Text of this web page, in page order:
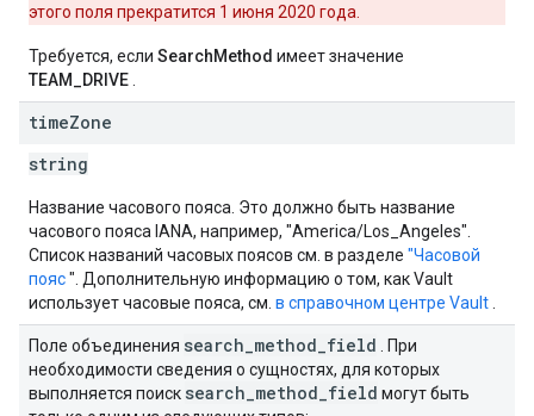
этого поля прекратится 1 июня 2020 года.
Требуется, если SearchMethod имеет значение
TEAM_DRIVE
timeZone
string
Название часового пояса. Это должно быть название
часового пояса IANA, например, "America/Los_Angeles".
Список названий часовых поясов см. в разделе "Часовой
пояс". Дополнительную информацию о том, как Vault
использует часовые пояса, см. в справочном центре Vault
Поле объединения search method field . При
необходимости сведения о сущностях, для которых
выполняется поиск search method field могут быть